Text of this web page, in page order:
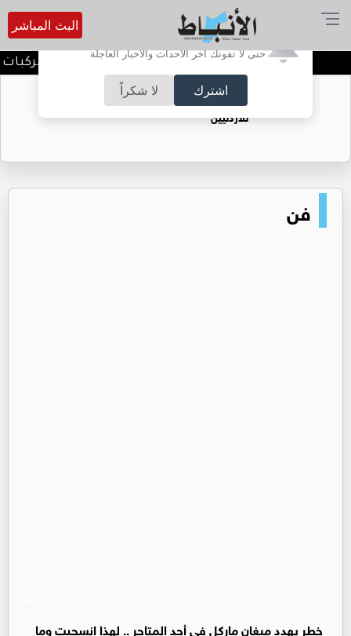
أترغب في تفعيل الإشعارات؟
حتى لا تفوتك آخر الأحداث والأخبار العاجلة
اشترك لا شكراً
البث المباشر
الأمن يحذر من مواكب المركبات
حقل الريشة حين يتحول الغاز إلى فرص عمل
للأردنيين
فن
خطر يهدد ميغان ماركل في أحد المتاجر .. لهذا انسحبت وما